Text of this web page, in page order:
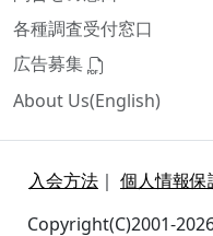
各種調査受付窓口
広告募集
About Us(English)
入会方法 ｜ 個人情報保
Copyright(C)2001-